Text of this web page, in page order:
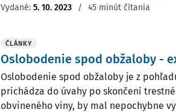
Vydané: 5. 10. 2023 / 45 minút čítania
ČLÁNKY
Oslobodenie spod obžaloby -
Oslobodenie spod obžaloby je z
prichádza do úvahy po skončení
obvineného viny, by mal nepochybne